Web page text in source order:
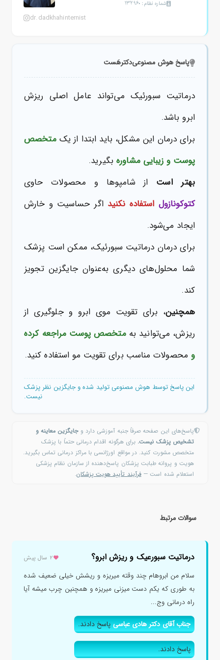
شماره نظام: 132960
dr.dadkhahinternist
پاسخ هوش مصنوعیدکترهَست
درماتیت سبورئیک می‌تواند عامل اصلی ریزش
ابرو باشد.
برای درمان این مشکل، باید ابتدا از یکمتخصص
پوست و زیبایی مشاوره بگیرید.
بهتر است از شامپوها و محصولات حاوی
کتوکونازول استفاده نکنید اگر حساسیت و خارش
ایجاد می‌شود.
برای درمان درماتیت سبورئیک، ممکن است پزشک
شما محلول‌های دیگری به‌عنوان جایگزین تجویز
کند.
همچنین، برای تقویت موی ابرو و جلوگیری از
ریزش، می‌توانید بهمتخصص پوست مراجعه کرده
و محصولات مناسب برای تقویت مو استفاده کنید.
این پاسخ توسط هوش مصنوعی تولید شده و جایگزین نظر پزشک
نیست.
پاسخ‌های این صفحه صرفاً جنبه آموزشی دارد وجایگزین معاینه و
تشخیص پزشک نیست. برای هرگونه اقدام درمانی حتماً با پزشک
متخصص مشورت کنید. در مواقع اورژانسی با مراکز درمانی تماس بگیرید.
هویت و پروانه طبابت پزشکان پاسخ‌دهنده از سازمان نظام پزشکی
استعلام شده است —فرآیند تأیید هویت پزشکان.
سوالات مرتبط
درماتیت سبورعیک و ریزش ابرو؟ ۲ سال پیش
سلام من ابروهام چند وقته میریزه و ریشش خیلی ضعیف شده
به طوری که یکم دست میزنی میریزه و همچنین چرب میشه آیا
راه درمانی وج...
جناب آقای دکتر هادی عباسیپاسخ دادند.
پاسخ دادند.